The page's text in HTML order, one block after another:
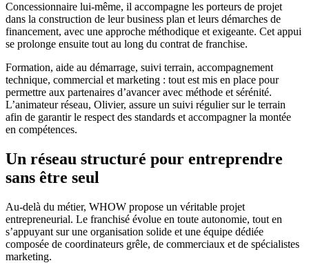
Concessionnaire lui-même, il accompagne les porteurs de projet
dans la construction de leur business plan et leurs démarches de
financement, avec une approche méthodique et exigeante. Cet appui
se prolonge ensuite tout au long du contrat de franchise.
Formation, aide au démarrage, suivi terrain, accompagnement
technique, commercial et marketing : tout est mis en place pour
permettre aux partenaires d’avancer avec méthode et sérénité.
L’animateur réseau, Olivier, assure un suivi régulier sur le terrain
afin de garantir le respect des standards et accompagner la montée
en compétences.
Un réseau structuré pour entreprendre
sans être seul
Au-delà du métier, WHOW propose un véritable projet
entrepreneurial. Le franchisé évolue en toute autonomie, tout en
s’appuyant sur une organisation solide et une équipe dédiée
composée de coordinateurs grêle, de commerciaux et de spécialistes
marketing.